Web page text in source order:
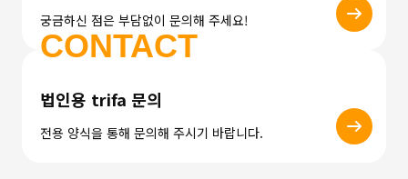
궁금하신 점은 부담없이 문의해 주세요!
CONTACT
법인용 trifa 문의
전용 양식을 통해 문의해 주시기 바랍니다.